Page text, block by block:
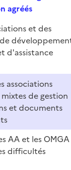
agréés
et des
d'assistance
associations
de gestion
et documents
AA et les OMGA
difficultés